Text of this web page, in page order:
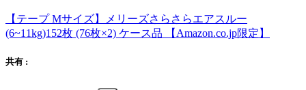
【テープ Mサイズ】メリーズさらさらエアスルー
(6~11kg)152枚 (76枚×2) ケース品 【Amazon.co.jp限定】
共有 :